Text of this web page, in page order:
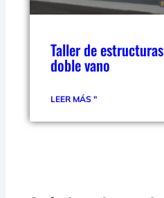
Taller de
doble vano
LEER MÁS "